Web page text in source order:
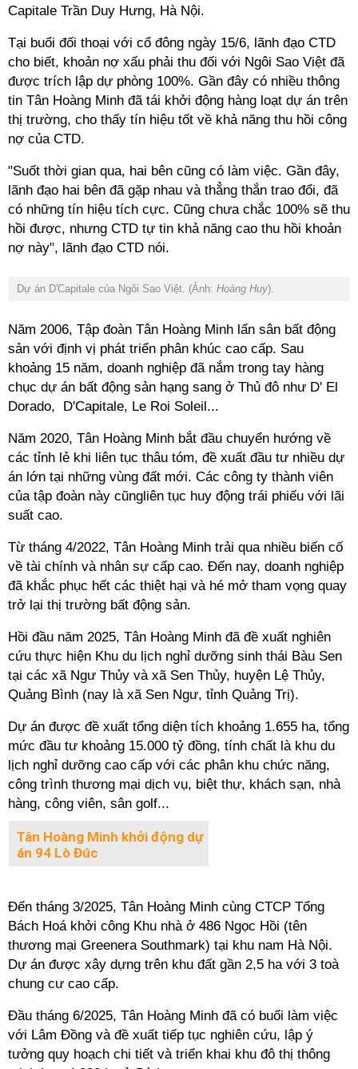
Capitale Trần Duy Hưng, Hà Nội.
Tại buổi đối thoại với cổ đông ngày 15/6, lãnh đạo CTD
cho biết, khoản nợ xấu phải thu đối với Ngôi Sao Việt đã
được trích lập dự phòng 100%. Gần đây có nhiều thông
tin Tân Hoàng Minh đã tái khởi động hàng loạt dự án trên
thị trường, cho thấy tín hiệu tốt về khả năng thu hồi công
nợ của CTD.
"Suốt thời gian qua, hai bên cũng có làm việc. Gần đây,
lãnh đạo hai bên đã gặp nhau và thẳng thắn trao đổi, đã
có những tín hiệu tích cực. Cũng chưa chắc 100% sẽ thu
hồi được, nhưng CTD tự tin khả năng cao thu hồi khoản
nợ này", lãnh đạo CTD nói.
Dự án D'Capitale của Ngôi Sao Việt. (Ảnh: Hoàng Huy).
Năm 2006, Tập đoàn Tân Hoàng Minh lấn sân bất động
sản với định vị phát triển phân khúc cao cấp. Sau
khoảng 15 năm, doanh nghiệp đã nắm trong tay hàng
chục dự án bất động sản hạng sang ở Thủ đô như D' El
Dorado, D'Capitale, Le Roi Soleil...
Năm 2020, Tân Hoàng Minh bắt đầu chuyển hướng về
các tỉnh lẻ khi liên tục thâu tóm, đề xuất đầu tư nhiều dự
án lớn tại những vùng đất mới. Các công ty thành viên
của tập đoàn này cũngliên tục huy động trái phiếu với lãi
suất cao.
Từ tháng 4/2022, Tân Hoàng Minh trải qua nhiều biến cố
về tài chính và nhân sự cấp cao. Đến nay, doanh nghiệp
đã khắc phục hết các thiệt hại và hé mở tham vọng quay
trở lại thị trường bất động sản.
Hồi đầu năm 2025, Tân Hoàng Minh đã đề xuất nghiên
cứu thực hiện Khu du lịch nghỉ dưỡng sinh thái Bàu Sen
tại các xã Ngư Thủy và xã Sen Thủy, huyện Lệ Thủy,
Quảng Bình (nay là xã Sen Ngư, tỉnh Quảng Trị).
Dự án được đề xuất tổng diện tích khoảng 1.655 ha, tổng
mức đầu tư khoảng 15.000 tỷ đồng, tính chất là khu du
lịch nghỉ dưỡng cao cấp với các phân khu chức năng,
công trình thương mại dịch vụ, biệt thự, khách sạn, nhà
hàng, công viên, sân golf...
Tân Hoàng Minh khởi động dự
án 94 Lò Đúc
Đến tháng 3/2025, Tân Hoàng Minh cùng CTCP Tổng
Bách Hoá khởi công Khu nhà ở 486 Ngọc Hồi (tên
thương mại Greenera Southmark) tại khu nam Hà Nội.
Dự án được xây dựng trên khu đất gần 2,5 ha với 3 toà
chung cư cao cấp.
Đầu tháng 6/2025, Tân Hoàng Minh đã có buổi làm việc
với Lâm Đồng và đề xuất tiếp tục nghiên cứu, lập ý
tưởng quy hoạch chi tiết và triển khai khu đô thị thông